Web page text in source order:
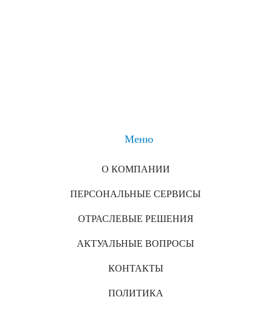
Меню
О КОМПАНИИ
ПЕРСОНАЛЬНЫЕ СЕРВИСЫ
ОТРАСЛЕВЫЕ РЕШЕНИЯ
АКТУАЛЬНЫЕ ВОПРОСЫ
КОНТАКТЫ
ПОЛИТИКА